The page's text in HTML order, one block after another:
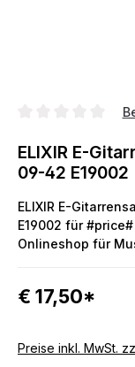
Durchschnittliche
ELIXIR E-
09-42 E19002
ELIXIR E-
E19002 für
Onlineshop für
€ 17,50*
Preise inkl. MwSt.